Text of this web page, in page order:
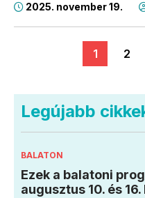
2025. november 19.
1 2
Legújabb
BALATON
Ezek a balatoni
augusztus 10. és